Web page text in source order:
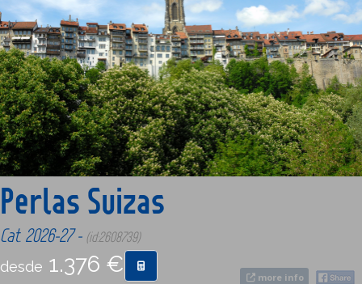
EUROPA
ASIA
ORIENTE
PROMOCIONES
COMPRAR
CONTACTO
more info
Perlas Suizas
Cat. 2026-27 - (id:2608739)
desde 1.376 €